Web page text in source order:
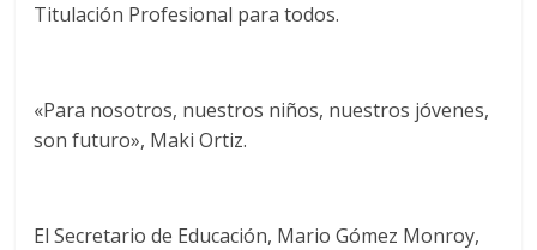
Titulación Profesional para todos.
«Para nosotros, nuestros niños, nuestros jóvenes,
son futuro», Maki Ortiz.
El Secretario de Educación, Mario Gómez Monroy,